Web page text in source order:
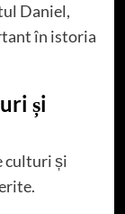
Daniel,
în istoria
și
culturi și